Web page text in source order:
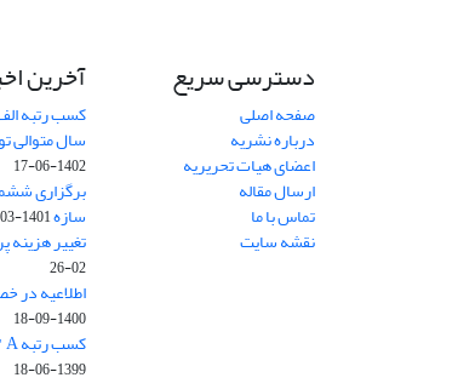
دسترسی سریع
صفحه اصلی
درباره نشریه
اعضای هیات تحریریه
ارسال مقاله
تماس با ما
نقشه سایت
آخرین
کسب رتبه
سال
1402-06-17
برگزاری
سازه1401-03-04
تغییر
02-26
اطلاعیه در
1400-09-18
کسب رتبه A "الف" نشریه مهندسی سازه و ساخت
1399-06-18